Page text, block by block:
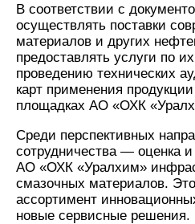
В соответствии с
осуществлять поставки
материалов и других
предоставлять услуги по
проведению технических
карт применения
площадках АО «ОХК
Среди перспективных
сотрудничества — оценка
АО «ОХК «Уралхим»
смазочных материалов.
ассортимент
новые сервисные решения.